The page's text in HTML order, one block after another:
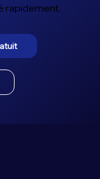
rapidement.